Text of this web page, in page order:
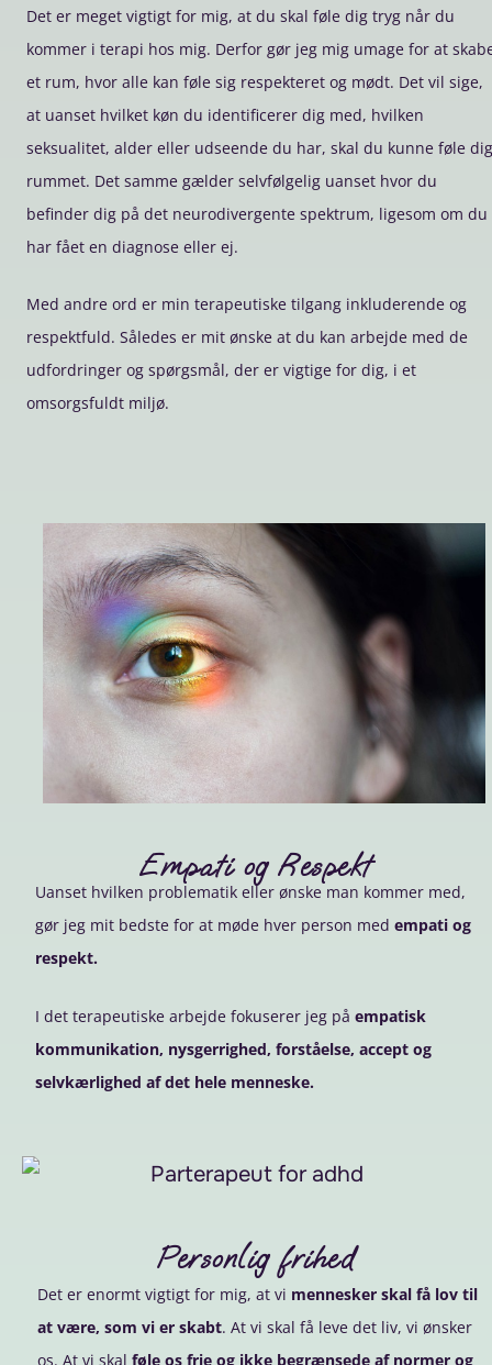
Det er meget vigtigt for mig, at du skal føle dig tryg når du
kommer i terapi hos mig. Derfor gør jeg mig umage for at
et rum, hvor alle kan føle sig respekteret og mødt. Det vil sige,
at uanset hvilket køn du identificerer dig med, hvilken
seksualitet, alder eller udseende du har, skal du kunne føle dig
rummet. Det samme gælder selvfølgelig uanset hvor du
befinder dig på det neurodivergente spektrum, ligesom om du
har fået en diagnose eller ej.
Med andre ord er min terapeutiske tilgang inkluderende og
respektfuld. Således er mit ønske at du kan arbejde med de
udfordringer og spørgsmål, der er vigtige for dig, i et
omsorgsfuldt miljø.
Empati og Respekt
Uanset hvilken problematik eller ønske man kommer med,
gør jeg mit bedste for at møde hver person med empati og
respekt.
I det terapeutiske arbejde fokuserer jeg på empatisk
kommunikation, nysgerrighed, forståelse, accept og
selvkærlighed af det hele menneske.
Personlig frihed
Det er enormt vigtigt for mig, at vi mennesker skal få lov til
at være, som vi er skabt. At vi skal få leve det liv, vi ønsker
os. At vi skal føle os frie og ikke begrænsede af normer og